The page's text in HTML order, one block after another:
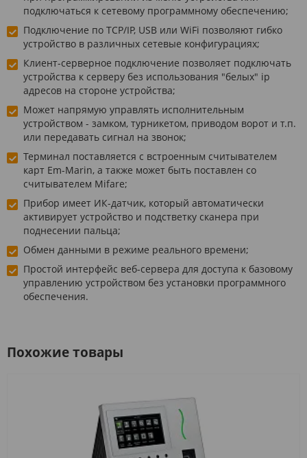
подключаться к сетевому программному обеспечению;
Подключение по TCP/IP, USB или WiFi позволяют гибко
устройство в различных сетевые конфигурациях;
Клиент-серверное подключение позволяет подключать
устройства к серверу без использования "белых" ip
адресов на стороне устройства;
Может напрямую управлять исполнительным
устройством - замком, турникетом, приводом ворот и т.п.
или передавать сигнал на звонок;
Терминал поставляется с встроенным считывателем
карт Em-Marin, а также может быть поставлен со
считывателем Mifare;
Прибор имеет ИК-датчик, который автоматически
активирует устройство и подстветку сканера при
поднесении пальца;
Обмен данными в режиме реального времени;
Простой интерфейс веб-сервера для доступа к базовому
управлению устройством без установки программного
обеспечения.
Похожие товары